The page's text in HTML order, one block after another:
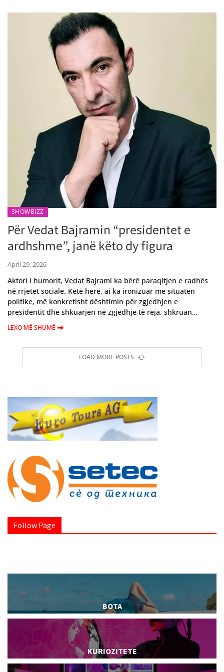
SHOWBIZZ
Për Vedat Bajramin “presidentet e
ardhshme”, janë këto dy figura
April 29, 2026
Aktori i humorit, Vedat Bajrami ka bërë paraqitjen e radhës
në rrjetet sociale. Këtë herë, ai ka ironizuar me situatën
politike, më konkretisht dështimin për zgjedhjen e
presidentit dhe shkuarjen në zgjedhje të reja, shkruan…
LEXO MË SHUMË
LOAD MORE POSTS
Follow Page
BOTA
KURIOZITETE